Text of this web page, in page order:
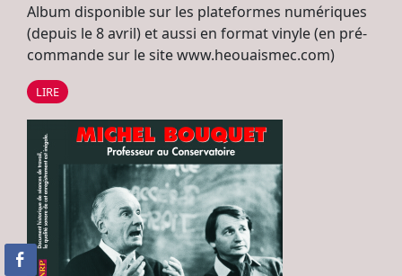
Album disponible sur les plateformes numériques
(depuis le 8 avril) et aussi en format vinyle (en pré-
commande sur le site www.heouaismec.com)
LIRE